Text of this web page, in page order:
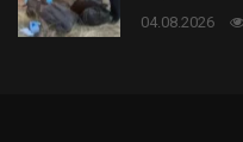
04.08.2026